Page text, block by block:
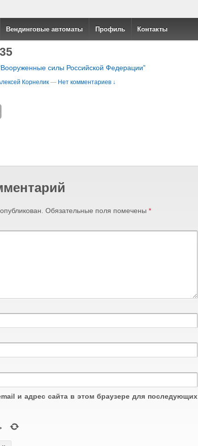
Вендинговые автоматы Профиль Контакты
силы Российской Федерации”
Корнелик — Нет комментариев ↓
Обязательные поля помечены *
и адрес сайта в этом браузере для последующих